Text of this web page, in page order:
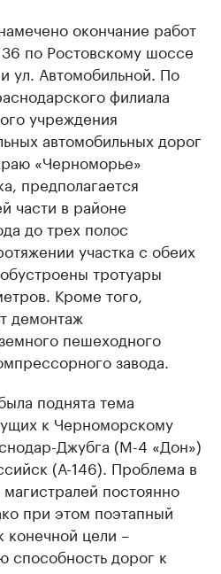
окончание работ
по Ростовскому шоссе
ул. Автомобильной. По
филиала
учреждения
автомобильных дорог
«Черноморье»
предполагается
части в районе
до трех полос
участка с обеих
тротуары
Кроме того,
демонтаж
пешеходного
завода.
поднята тема
к Черноморскому
Джубга (М-4 «Дон»)
(А-146). Проблема в
постоянно
при этом поэтапный
конечной цели –
способность дорог к